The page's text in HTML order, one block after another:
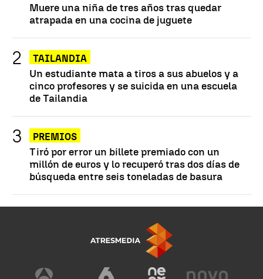
Muere una niña de tres años tras quedar
atrapada en una cocina de juguete
TAILANDIA
Un estudiante mata a tiros a sus abuelos y a
cinco profesores y se suicida en una escuela
de Tailandia
PREMIOS
Tiró por error un billete premiado con un
millón de euros y lo recuperó tras dos días de
búsqueda entre seis toneladas de basura